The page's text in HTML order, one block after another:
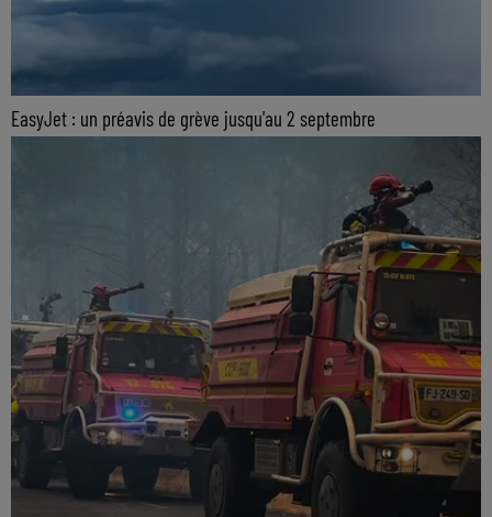
EasyJet : un préavis de grève jusqu'au 2 septembre